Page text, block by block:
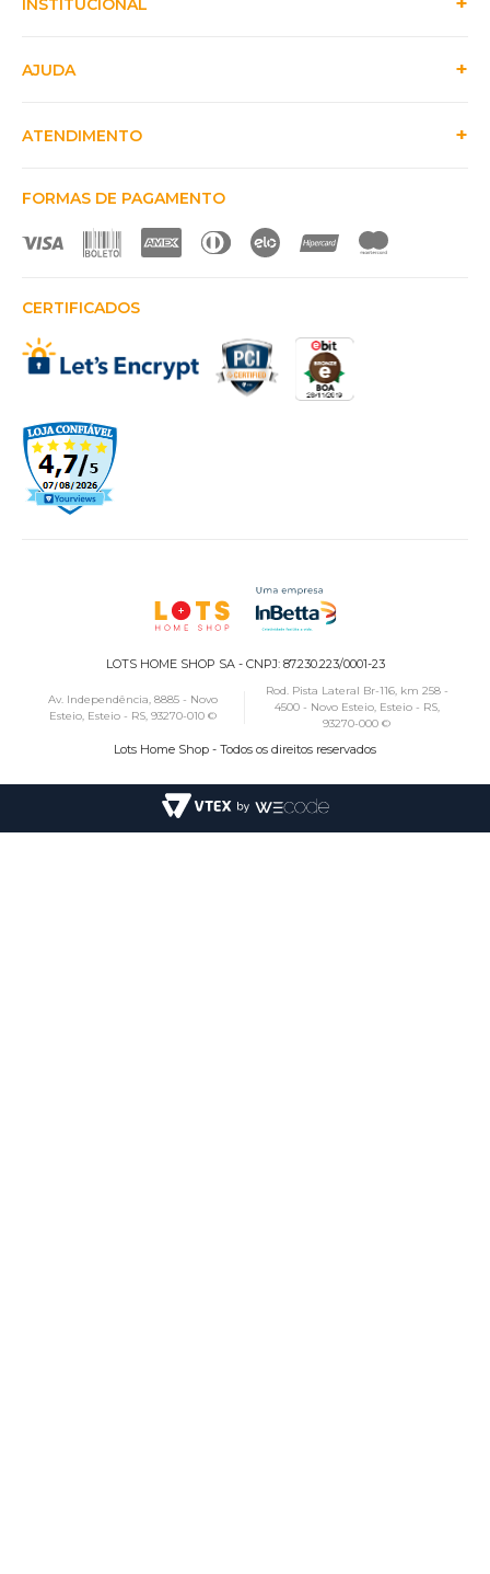
AJUDA
ATENDIMENTO
FORMAS DE PAGAMENTO
CERTIFICADOS
LOTS HOME SHOP SA - CNPJ: 87.230.223/0001-23
Av. Independência, 8885 - Novo
Esteio, Esteio - RS, 93270-010 ©
Rod. Pista Lateral Br-116, km 258 -
4500 - Novo Esteio, Esteio - RS,
93270-000 ©
Lots Home Shop - Todos os direitos reservados